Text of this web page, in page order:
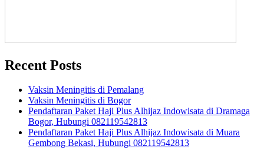
Recent Posts
Vaksin Meningitis di Pemalang
Vaksin Meningitis di Bogor
Pendaftaran Paket Haji Plus Alhijaz Indowisata di Dramaga
Bogor, Hubungi 082119542813
Pendaftaran Paket Haji Plus Alhijaz Indowisata di Muara
Gembong Bekasi, Hubungi 082119542813